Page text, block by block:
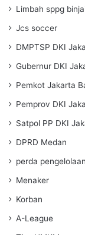
Limbah sppg
Jcs soccer
DMPTSP DKI
Gubernur DKI
Pemkot Jakarta
Pemprov DKI
Satpol PP DKI
DPRD Medan
perda
Menaker
Korban
A-League